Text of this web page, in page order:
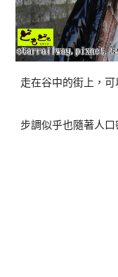
走在谷中的街上，
步調似乎也隨著人